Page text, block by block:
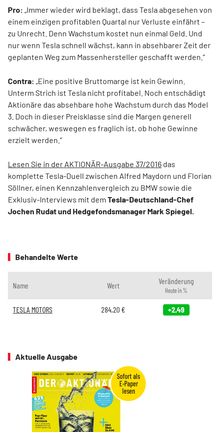
Pro: „Immer wieder wird beklagt, dass Tesla abgesehen von
einem einzigen profitablen Quartal nur Verluste einfährt –
zu Unrecht. Denn Wachstum kostet nun einmal Geld. Und
nur wenn Tesla schnell wächst, kann in absehbarer Zeit der
geplanten Weg zum Massenhersteller geschafft werden.“
Contra: „Eine positive Bruttomarge ist kein Gewinn.
Unterm Strich ist Tesla nicht profitabel. Noch entschädigt
Aktionäre das absehbare hohe Wachstum durch das Model
3. Doch in dieser Preisklasse sind die Margen generell
schwächer, weswegen es fraglich ist, ob hohe Gewinne
erzielt werden.“
Lesen Sie in der AKTIONÄR-Ausgabe 37/2016 das
komplette Tesla-Duell zwischen Alfred Maydorn und Florian
Söllner, einen Kennzahlenvergleich zu BMW sowie die
Exklusiv-Interviews mit dem Tesla-Deutschland-Chef
Jochen Rudat und Hedgefondsmanager Mark Spiegel.
Behandelte Werte
Name Wert Veränderung
Heute in %
TESLA MOTORS 284,20 € +2,49
Aktuelle Ausgabe